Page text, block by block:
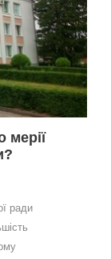
мерії
ради